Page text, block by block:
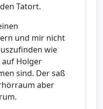
Tatort.
und mir nicht
wie
auf Holger
sind. Der saß
aber